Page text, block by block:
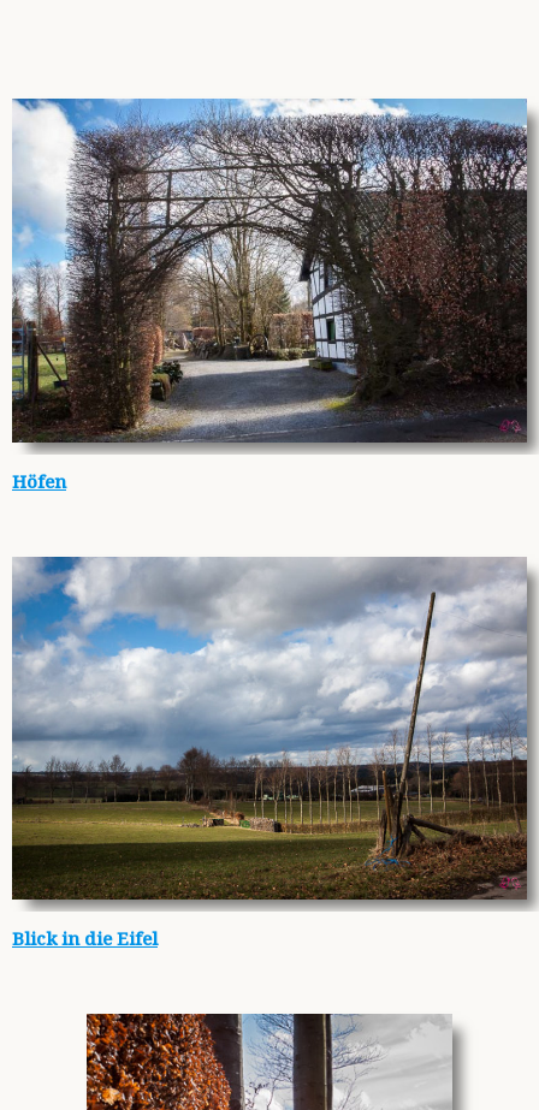
Höfen
Blick in die Eifel